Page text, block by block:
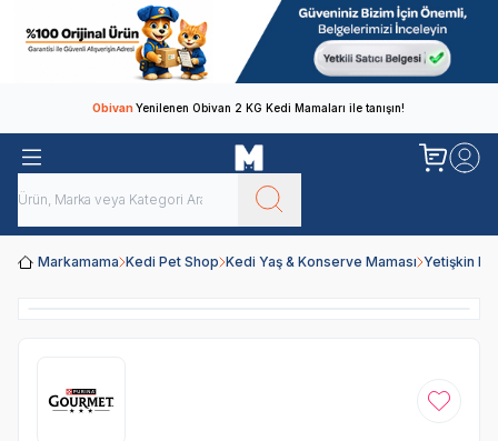
ObivanYenilenen Obivan 2 KG Kedi Mamaları ile tanışın!
Markamama Kedi Pet Shop Kedi Yaş & Konserve Maması Yetişkin
Favoriye